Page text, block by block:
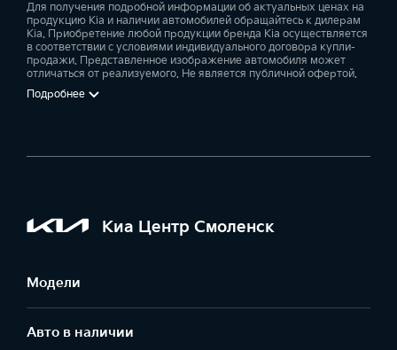
Для получения подробной информации об актуальных ценах на
продукцию Kia и наличии автомобилей обращайтесь к дилерам
Kia. Приобретение любой продукции бренда Kia осуществляется
в соответствии с условиями индивидуального договора купли-
продажи. Представленное изображение автомобиля может
отличаться от реализуемого. Не является публичной офертой.
Подробнее
Киа Центр Смоленск
Модели
Авто в наличии